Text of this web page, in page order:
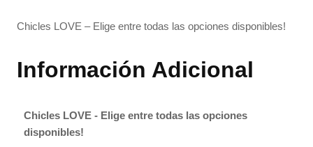
Chicles LOVE – Elige entre todas las opciones disponibles!
Información Adicional
Chicles LOVE - Elige entre todas las opciones
disponibles!